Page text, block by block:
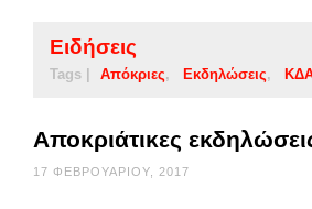
Ειδήσεις
Tags | Απόκριες Εκδηλώσεις
Αποκριάτικες
17 ΦΕΒΡΟΥΑΡΊΟΥ, 2017